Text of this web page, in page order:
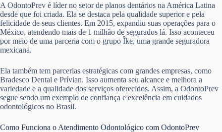
A OdontoPrev é líder no setor de planos dentários na América Latina
desde que foi criada. Ela se destaca pela qualidade superior e pela
felicidade de seus clientes. Em 2015, expandiu suas operações para o
México, atendendo mais de 1 milhão de segurados lá. Isso aconteceu
por meio de uma parceria com o grupo Îke, uma grande seguradora
mexicana.
Ela também tem parcerias estratégicas com grandes empresas, como
Bradesco Dental e Prívian. Isso aumenta seu alcance e melhora a
variedade e a qualidade dos serviços oferecidos. Assim, a OdontoPrev
segue sendo um exemplo de confiança e excelência em cuidados
odontológicos no Brasil.
Como Funciona o Atendimento Odontológico com OdontoPrev